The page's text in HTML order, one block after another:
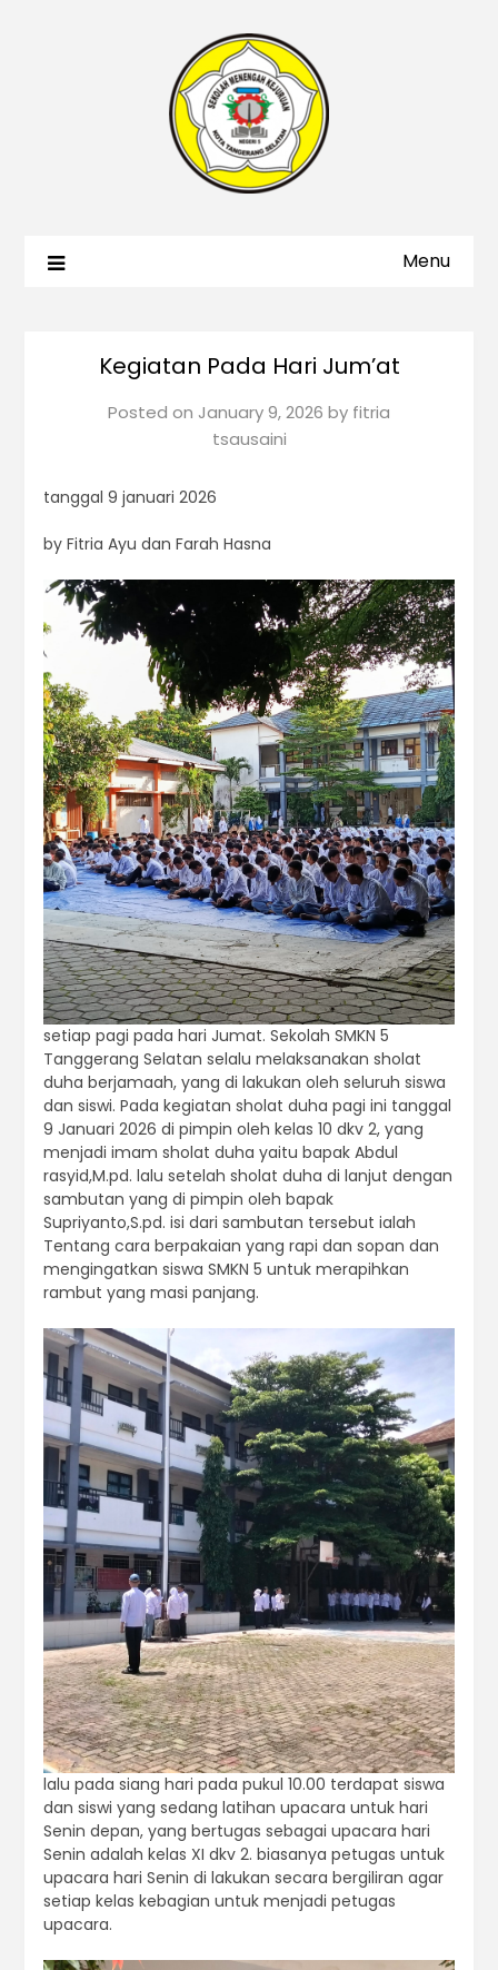
Menu
Kegiatan Pada Hari Jum’at
Posted on January 9, 2026 by fitria
tsausaini
tanggal 9 januari 2026
by Fitria Ayu dan Farah Hasna
setiap pagi pada hari Jumat. Sekolah SMKN 5
Tanggerang Selatan selalu melaksanakan sholat
duha berjamaah, yang di lakukan oleh seluruh siswa
dan siswi. Pada kegiatan sholat duha pagi ini tanggal
9 Januari 2026 di pimpin oleh kelas 10 dkv 2, yang
menjadi imam sholat duha yaitu bapak Abdul
rasyid,M.pd. lalu setelah sholat duha di lanjut dengan
sambutan yang di pimpin oleh bapak
Supriyanto,S.pd. isi dari sambutan tersebut ialah
Tentang cara berpakaian yang rapi dan sopan dan
mengingatkan siswa SMKN 5 untuk merapihkan
rambut yang masi panjang.
lalu pada siang hari pada pukul 10.00 terdapat siswa
dan siswi yang sedang latihan upacara untuk hari
Senin depan, yang bertugas sebagai upacara hari
Senin adalah kelas XI dkv 2. biasanya petugas untuk
upacara hari Senin di lakukan secara bergiliran agar
setiap kelas kebagian untuk menjadi petugas
upacara.